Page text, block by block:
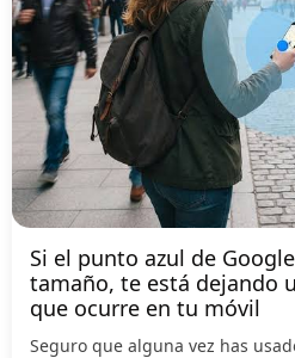
Si el punto azul de
tamaño, te está dejando
que ocurre en tu móvil
Seguro que alguna vez has